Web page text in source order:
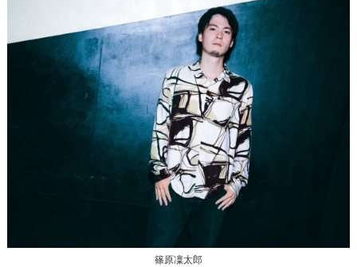
篠原凜太郎